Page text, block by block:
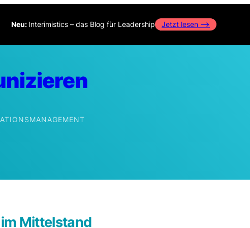
Neu: Interimistics – das Blog für Leadership Jetzt lesen –>
Mittelstand